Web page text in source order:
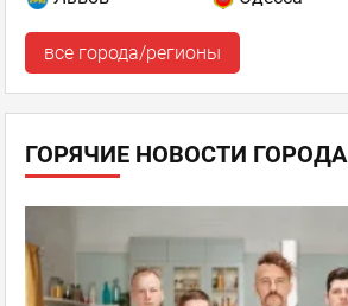
все города/регионы
ГОРЯЧИЕ НОВОСТИ ГОРОДА